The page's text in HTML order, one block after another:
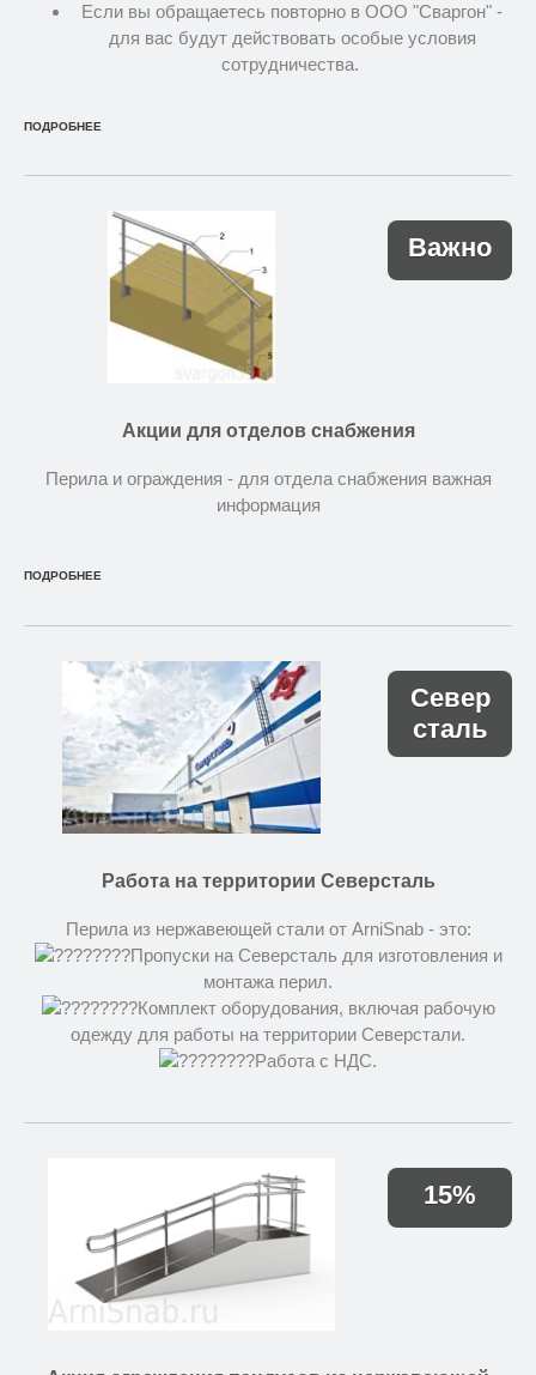
Если вы обращаетесь повторно в ООО "Сваргон" -
для вас будут действовать особые условия
сотрудничества.
ПОДРОБНЕЕ
Важно
Акции для отделов снабжения
Перила и ограждения - для отдела снабжения важная
информация
ПОДРОБНЕЕ
Север
сталь
Работа на территории Северсталь
Перила из нержавеющей стали от ArniSnab - это:
Пропуски на Северсталь для изготовления и
монтажа перил.
Комплект оборудования, включая рабочую
одежду для работы на территории Северстали.
Работа с НДС.
15%